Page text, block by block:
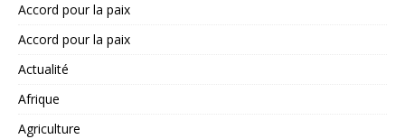
Accord pour la paix
Accord pour la paix
Actualité
Afrique
Agriculture